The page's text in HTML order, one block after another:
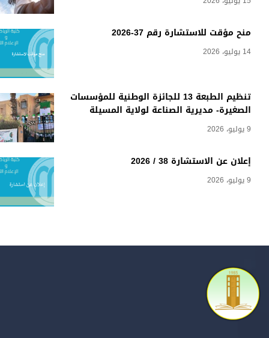
منح مؤقت للاستشارة رقم 37-2026
14 يوليو، 2026
تنظيم الطبعة 13 للجائزة الوطنية للمؤسسات
الصغيرة- مديرية الصناعة لولاية المسيلة
9 يوليو، 2026
إعلان عن الاستشارة 38 / 2026
9 يوليو، 2026